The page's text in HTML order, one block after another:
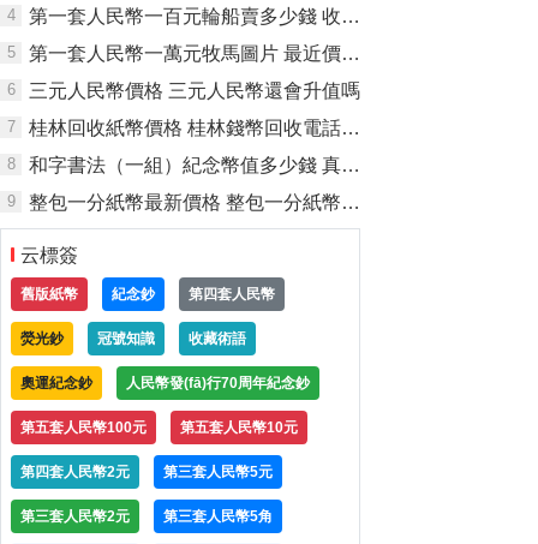
4 第一套人民幣一百元輪船賣多少錢 收藏地位居高
5 第一套人民幣一萬元牧馬圖片 最近價格及圖片
6 三元人民幣價格 三元人民幣還會升值嗎
7 桂林回收紙幣價格 桂林錢幣回收電話是多少
8 和字書法（一組）紀念幣值多少錢 真品高清圖
9 整包一分紙幣最新價格 整包一分紙幣多少錢
云標簽
舊版紙幣 紀念鈔 第四套人民幣
熒光鈔 冠號知識 收藏術語
奧運紀念鈔 人民幣發(fā)行70周年紀念鈔
第五套人民幣100元 第五套人民幣10元
第四套人民幣2元 第三套人民幣5元
第三套人民幣2元 第三套人民幣5角